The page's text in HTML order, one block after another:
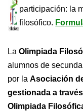
participación: la
filosófico.
La Olimpiada
alumnos de
por la Asociación
gestionada a
Olimpiada